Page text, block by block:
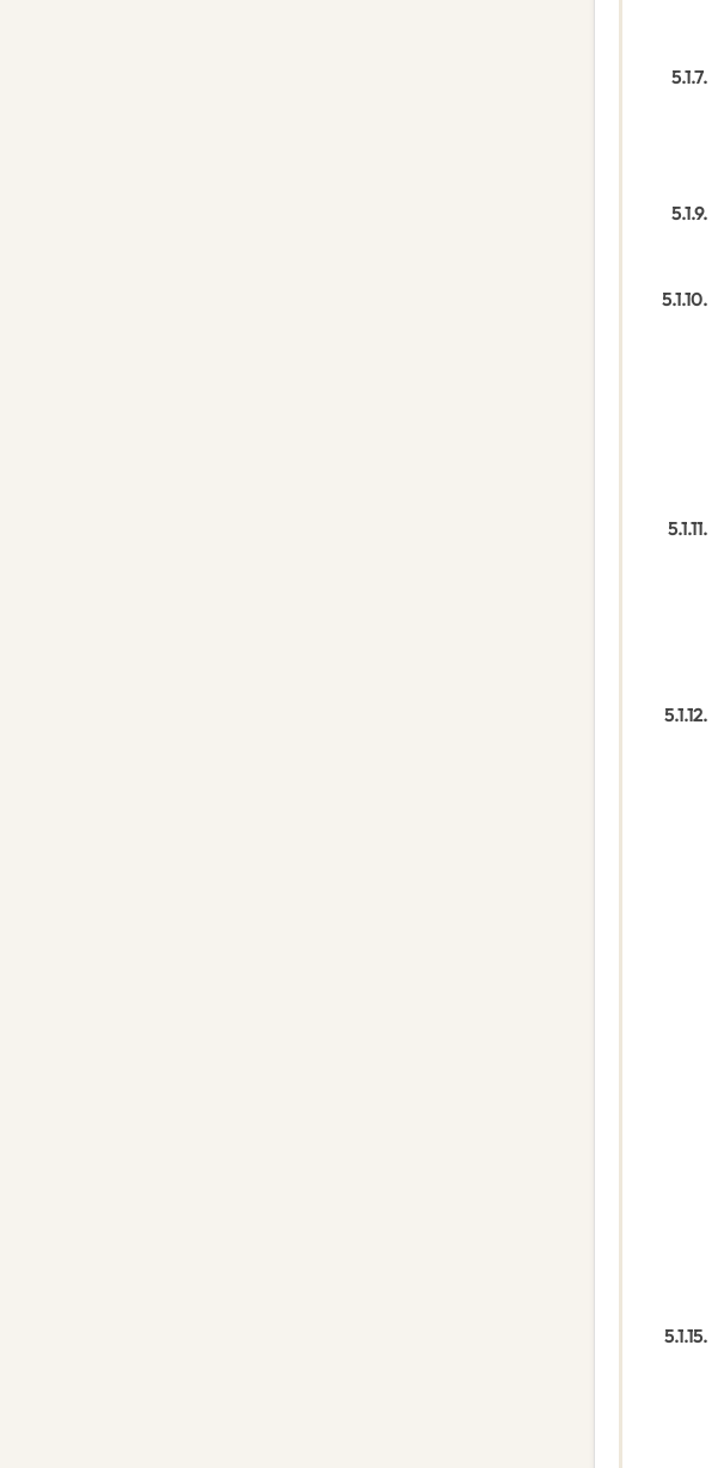
5.1.7.
5.1.9.
5.1.10.
5.1.11.
5.1.12.
5.1.15.